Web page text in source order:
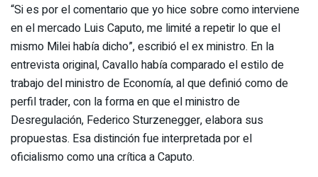
“Si es por el comentario que yo hice sobre como interviene
en el mercado Luis Caputo, me limité a repetir lo que el
mismo Milei había dicho”, escribió el ex ministro. En la
entrevista original, Cavallo había comparado el estilo de
trabajo del ministro de Economía, al que definió como de
perfil trader, con la forma en que el ministro de
Desregulación, Federico Sturzenegger, elabora sus
propuestas. Esa distinción fue interpretada por el
oficialismo como una crítica a Caputo.